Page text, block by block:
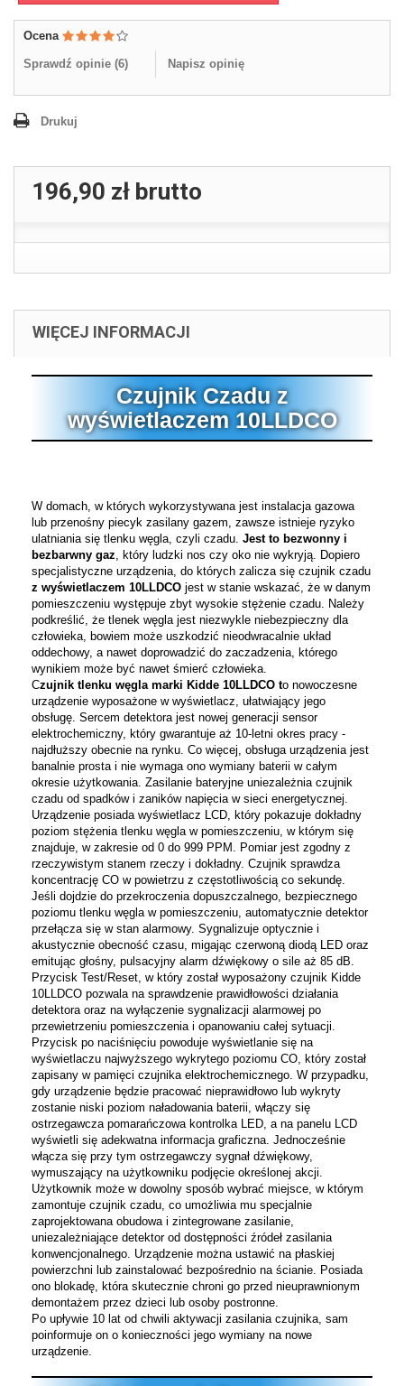
Ocena
Sprawdź opinie (6) Napisz opinię
Drukuj
196,90 zł brutto
WIĘCEJ INFORMACJI
Czujnik Czadu z
wyświetlaczem 10LLDCO
W domach, w których wykorzystywana jest instalacja gazowa
lub przenośny piecyk zasilany gazem, zawsze istnieje ryzyko
ulatniania się tlenku węgla, czyli czadu. Jest to bezwonny i
bezbarwny gaz, który ludzki nos czy oko nie wykryją. Dopiero
specjalistyczne urządzenia, do których zalicza się czujnik czadu
z wyświetlaczem 10LLDCO jest w stanie wskazać, że w danym
pomieszczeniu występuje zbyt wysokie stężenie czadu. Należy
podkreślić, że tlenek węgla jest niezwykle niebezpieczny dla
człowieka, bowiem może uszkodzić nieodwracalnie układ
oddechowy, a nawet doprowadzić do zaczadzenia, którego
wynikiem może być nawet śmierć człowieka.
Czujnik tlenku węgla marki Kidde 10LLDCO to nowoczesne
urządzenie wyposażone w wyświetlacz, ułatwiający jego
obsługę. Sercem detektora jest nowej generacji sensor
elektrochemiczny, który gwarantuje aż 10-letni okres pracy -
najdłuższy obecnie na rynku. Co więcej, obsługa urządzenia jest
banalnie prosta i nie wymaga ono wymiany baterii w całym
okresie użytkowania. Zasilanie bateryjne uniezależnia czujnik
czadu od spadków i zaników napięcia w sieci energetycznej.
Urządzenie posiada wyświetlacz LCD, który pokazuje dokładny
poziom stężenia tlenku węgla w pomieszczeniu, w którym się
znajduje, w zakresie od 0 do 999 PPM. Pomiar jest zgodny z
rzeczywistym stanem rzeczy i dokładny. Czujnik sprawdza
koncentrację CO w powietrzu z częstotliwością co sekundę.
Jeśli dojdzie do przekroczenia dopuszczalnego, bezpiecznego
poziomu tlenku węgla w pomieszczeniu, automatycznie detektor
przełącza się w stan alarmowy. Sygnalizuje optycznie i
akustycznie obecność czasu, migając czerwoną diodą LED oraz
emitując głośny, pulsacyjny alarm dźwiękowy o sile aż 85 dB.
Przycisk Test/Reset, w który został wyposażony czujnik Kidde
10LLDCO pozwala na sprawdzenie prawidłowości działania
detektora oraz na wyłączenie sygnalizacji alarmowej po
przewietrzeniu pomieszczenia i opanowaniu całej sytuacji.
Przycisk po naciśnięciu powoduje wyświetlanie się na
wyświetlaczu najwyższego wykrytego poziomu CO, który został
zapisany w pamięci czujnika elektrochemicznego. W przypadku,
gdy urządzenie będzie pracować nieprawidłowo lub wykryty
zostanie niski poziom naładowania baterii, włączy się
ostrzegawcza pomarańczowa kontrolka LED, a na panelu LCD
wyświetli się adekwatna informacja graficzna. Jednocześnie
włącza się przy tym ostrzegawczy sygnał dźwiękowy,
wymuszający na użytkowniku podjęcie określonej akcji.
Użytkownik może w dowolny sposób wybrać miejsce, w którym
zamontuje czujnik czadu, co umożliwia mu specjalnie
zaprojektowana obudowa i zintegrowane zasilanie,
uniezależniające detektor od dostępności źródeł zasilania
konwencjonalnego. Urządzenie można ustawić na płaskiej
powierzchni lub zainstalować bezpośrednio na ścianie. Posiada
ono blokadę, która skutecznie chroni go przed nieuprawnionym
demontażem przez dzieci lub osoby postronne.
Po upływie 10 lat od chwili aktywacji zasilania czujnika, sam
poinformuje on o konieczności jego wymiany na nowe
urządzenie.